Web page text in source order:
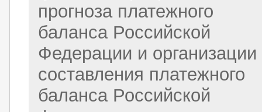
прогноза платежного
баланса Российской
Федерации и организации
составления платежного
баланса Российской